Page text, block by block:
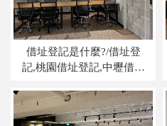
借址登記是什麼?/借址登
記,桃園借址登記,中壢借址